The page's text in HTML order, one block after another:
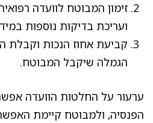
זימון המבוטח לוועדה
ועריכת בדיקות נוספות
קביעת אחוז הנכות וקבלת
הגמלה שיקבל המבוטח.
ערעור על החלטות הוועדה
הפנסיה, ולמבוטח קיימת